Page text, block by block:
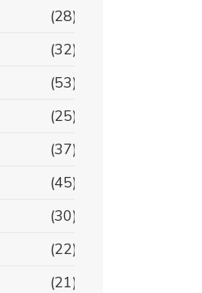
(28)
(32)
(53)
(25)
(37)
(45)
(30)
(22)
(21)